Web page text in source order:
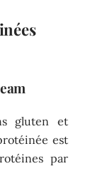
gluten et
est
par